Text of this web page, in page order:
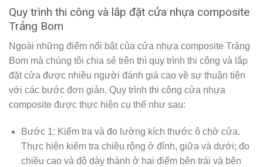
Quy trình thi công và lắp đặt cửa nhựa composite
Trảng Bom
Ngoài những điểm nổi bật của cửa nhựa composite Trảng
Bom mà chúng tôi chia sẻ trên thì quy trình thi công và lắp
đặt cửa được nhiều người đánh giá cao về sự thuận tiện
với các bước đơn giản. Quy trình thi công cửa nhựa
composite được thực hiện cụ thể như sau:
Bước 1: Kiểm tra và đo lường kích thước ô chờ cửa.
Thực hiện kiểm tra chiều rộng ở đỉnh, giữa và dưới; đo
chiều cao và độ dày thành ở hai điểm bên trái và bên